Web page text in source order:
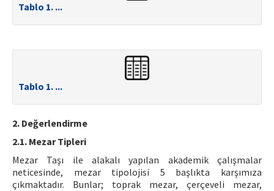
Tablo 1. ...
Tablo 1. ...
2. Değerlendirme
2.1. Mezar Tipleri
Mezar Taşı ile alakalı yapılan akademik çalışmalar
neticesinde, mezar tipolojisi 5 başlıkta karşımıza
çıkmaktadır. Bunlar; toprak mezar, çerçeveli mezar,